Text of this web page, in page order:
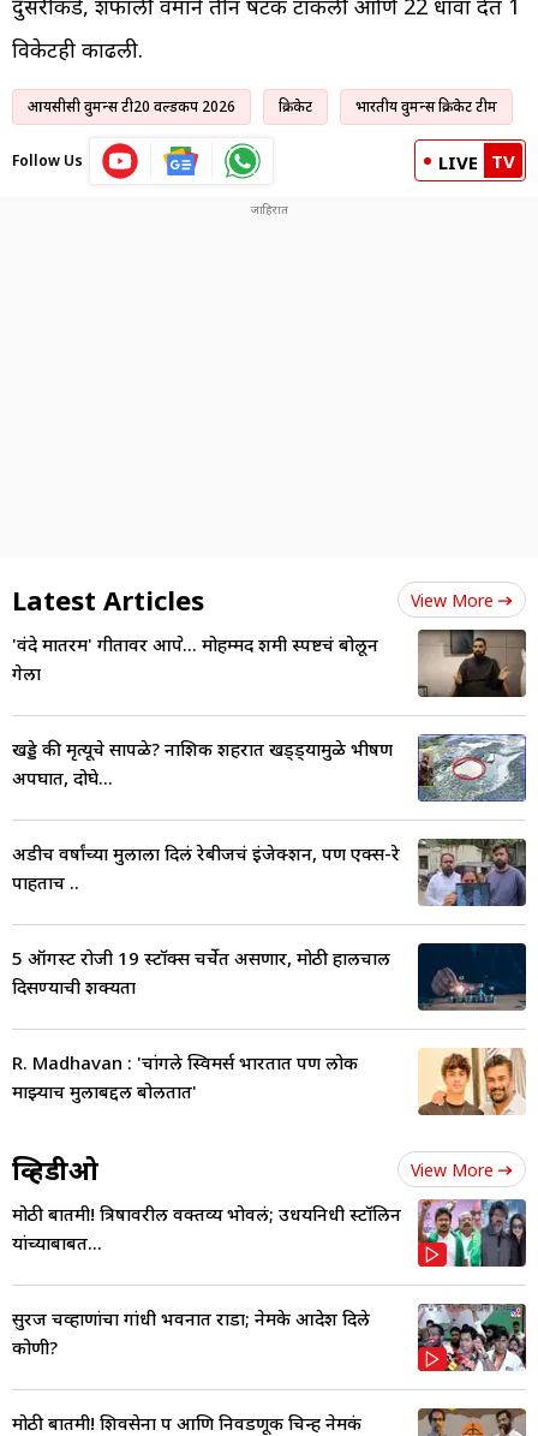
विकेटही काढली.
आयसीसी वुमन्स टी20 वर्ल्डकप 2026 क्रिकेट भारतीय वुमन्स क्रिकेट टीम
Follow Us LIVE TV
Latest Articles View More
'वंदे मातरम' गीतावर आक्षेप... मोहम्मद शमी स्पष्टचं बोलून
गेला
खड्डे की मृत्यूचे सापळे? नाशिक शहरात खड्ड्यामुळे भीषण
अपघात, दोघे...
अडीच वर्षांच्या मुलाला दिलं रेबीजचं इंजेक्शन, पण एक्स-रे
पाहताच ..
5 ऑगस्ट रोजी 19 स्टॉक्स चर्चेत असणार, मोठी हालचाल
दिसण्याची शक्यता
R. Madhavan : 'चांगले स्विमर्स भारतात पण लोक
माझ्याच मुलाबद्दल बोलतात'
व्हिडीओ View More
मोठी बातमी! त्रिषावरील वक्तव्य भोवलं; उधयनिधी स्टॉलिन
यांच्याबाबत...
सुरज चव्हाणांचा गांधी भवनात राडा; नेमके आदेश दिले
कोणी?
मोठी बातमी! शिवसेना पक्ष आणि निवडणूक चिन्ह नेमकं